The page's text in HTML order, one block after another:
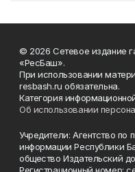
© 2026 Сетевое издание
«РесБаш».
При использовании
resbash.ru обязательна.
Категория
Об использовании
Учредители: Агентство
информации Республики
общество Издательский